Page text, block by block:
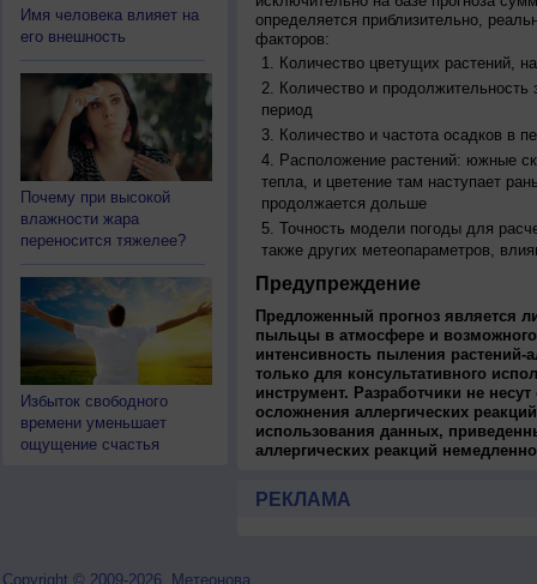
Имя человека влияет на
его внешность
Почему при высокой
влажности жара
переносится тяжелее?
Избыток свободного
времени уменьшает
ощущение счастья
определяется приблизительно,
факторов:
Количество цветущих растений,
Количество и продолжительность
период
Количество и частота осадков в
Расположение растений: южные
тепла, и цветение там наступает
продолжается дольше
Точность модели погоды для
также других метеопараметров,
Предупреждение
Предложенный прогноз является
пыльцы в атмосфере и
интенсивность пыления растений-
только для консультативного
инструмент. Разработчики не
осложнения аллергических
использования данных,
аллергических реакций
РЕКЛАМА
Copyright © 2009-2026, Метеонова